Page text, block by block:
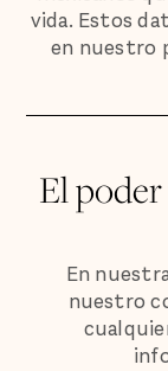
vida. Estos
en nuestro
El
En
nuestro